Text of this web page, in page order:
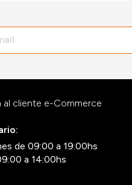
cliente e-Commerce
de 09:00 a 19:00hs
a 14:00hs